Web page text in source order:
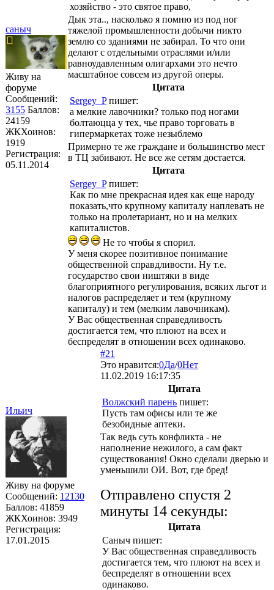
саныч
Живу на
форуме
Сообщений:
3155 Баллов:
24159
ЖКХоинов:
1919
Регистрация:
05.11.2014
хозяйство - это святое право,
Дык эта.., насколько я помню из под ног
тяжелой промышленности добычи никто
землю со зданиями не забирал. То что они
делают с отдельными отраслями и/или
равноудавленным олигархами это нечто
масштабное совсем из другой оперы.
Цитата
Sergey_Pпишет:
а мелкие лавочники? только под ногами
болтаюцца у тех, чье право торговать в
гипермаркетах тоже незыблемо
Примерно те же граждане и большинство мест
в ТЦ забивают. Не все же сетям достается.
Цитата
Sergey_Pпишет:
Как по мне прекрасная идея как еще народу
показать,что крупному капиталу наплевать не
только на пролетариант, но и на мелких
капиталистов.
Не то чтобы я спорил.
У меня скорее позитивное понимание
общественной справдливости. Ну т.е.
государство свои ништяки в виде
благоприятного регулирования, всяких льгот и
налогов распределяет и тем (крупному
капиталу) и тем (мелким лавочникам).
У Вас общественная справедливость
достигается тем, что плюют на всех и
беспределят в отношении всех одинаково.
Ильич
Живу на форуме
Сообщений: 12130
Баллов: 41859
ЖКХоинов: 3949
Регистрация:
17.01.2015
#21
Это нравится:0Да/0Нет
11.02.2019 16:17:35
Цитата
Волжский парень пишет:
Пусть там офисы или те же
безобидные аптеки.
Так ведь суть конфликта - не
наполнение нежилого, а сам факт
существования! Окно сделали дверью и
уменьшили ОИ. Вот, где бред!
Отправлено спустя 2
минуты 14 секунды:
Цитата
Саныч пишет:
У Вас общественная справедливость
достигается тем, что плюют на всех и
беспределят в отношении всех
одинаково.